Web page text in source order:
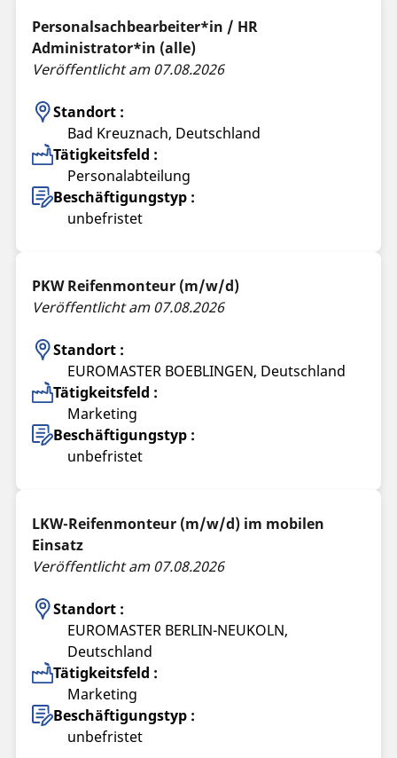
Personalsachbearbeiter*in / HR
Administrator*in (alle)
Veröffentlicht am 07.08.2026
Standort :
Bad Kreuznach, Deutschland
Tätigkeitsfeld :
Personalabteilung
Beschäftigungstyp :
unbefristet
PKW Reifenmonteur (m/w/d)
Veröffentlicht am 07.08.2026
Standort :
EUROMASTER BOEBLINGEN, Deutschland
Tätigkeitsfeld :
Marketing
Beschäftigungstyp :
unbefristet
LKW-Reifenmonteur (m/w/d) im mobilen
Einsatz
Veröffentlicht am 07.08.2026
Standort :
EUROMASTER BERLIN-NEUKOLN,
Deutschland
Tätigkeitsfeld :
Marketing
Beschäftigungstyp :
unbefristet